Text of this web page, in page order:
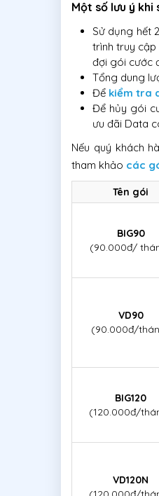
Một số lưu ý khi
Sử dụng hết
trình truy
đợi gói cước
Tổng dung
Để kiểm tra
Để hủy gói
ưu đãi Data
Nếu quý khách
tham khảo các
Tên gói
BIG90
(90.000đ/
VD90
(90.000đ/
BIG120
(120.000đ/
VD120N